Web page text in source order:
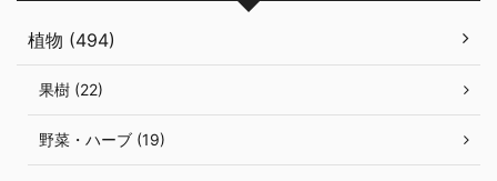
植物 (494)
果樹 (22)
野菜・ハーブ (19)